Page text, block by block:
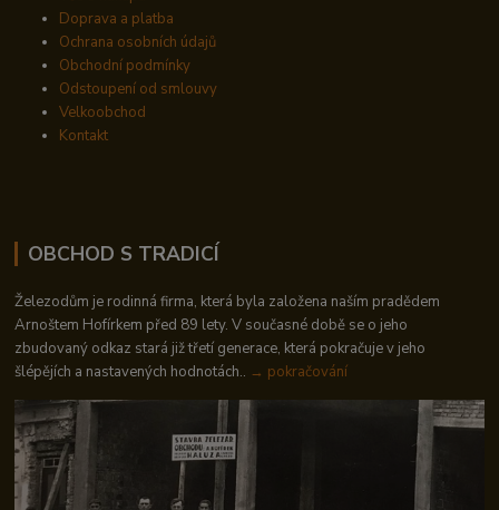
Doprava a platba
Ochrana osobních údajů
Obchodní podmínky
Odstoupení od smlouvy
Velkoobchod
Kontakt
OBCHOD S TRADICÍ
Železodům je rodinná firma, která byla založena naším pradědem
Arnoštem Hofírkem před 89 lety. V současné době se o jeho
zbudovaný odkaz stará již třetí generace, která pokračuje v jeho
šlépějích a nastavených hodnotách.. → pokračování